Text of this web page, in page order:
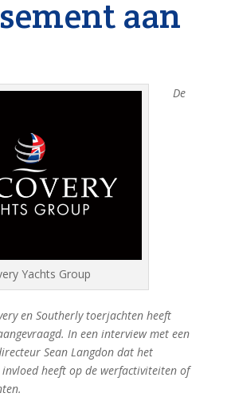
aan
Yachts Group
De
en Southerly toerjachten heeft
In een interview met een
Sean Langdon dat het
heeft op de werfactiviteiten of